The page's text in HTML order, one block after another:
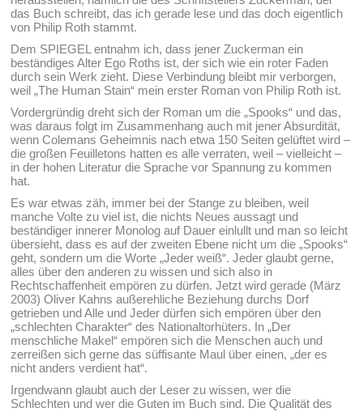
das Buch schreibt, das ich gerade lese und das doch eigentlich
von Philip Roth stammt.
Dem SPIEGEL entnahm ich, dass jener Zuckerman ein
beständiges Alter Ego Roths ist, der sich wie ein roter Faden
durch sein Werk zieht. Diese Verbindung bleibt mir verborgen,
weil „The Human Stain“ mein erster Roman von Philip Roth ist.
Vordergründig dreht sich der Roman um die „Spooks“ und das,
was daraus folgt im Zusammenhang auch mit jener Absurdität,
wenn Colemans Geheimnis nach etwa 150 Seiten gelüftet wird –
die großen Feuilletons hatten es alle verraten, weil – vielleicht –
in der hohen Literatur die Sprache vor Spannung zu kommen
hat.
Es war etwas zäh, immer bei der Stange zu bleiben, weil
manche Volte zu viel ist, die nichts Neues aussagt und
beständiger innerer Monolog auf Dauer einlullt und man so leicht
übersieht, dass es auf der zweiten Ebene nicht um die „Spooks“
geht, sondern um die Worte „Jeder weiß“. Jeder glaubt gerne,
alles über den anderen zu wissen und sich also in
Rechtschaffenheit empören zu dürfen. Jetzt wird gerade (März
2003) Oliver Kahns außerehliche Beziehung durchs Dorf
getrieben und Alle und Jeder dürfen sich empören über den
„schlechten Charakter“ des Nationaltorhüters. In „Der
menschliche Makel“ empören sich die Menschen auch und
zerreißen sich gerne das süffisante Maul über einen, „der es
nicht anders verdient hat“.
Irgendwann glaubt auch der Leser zu wissen, wer die
Schlechten und wer die Guten im Buch sind. Die Qualität des